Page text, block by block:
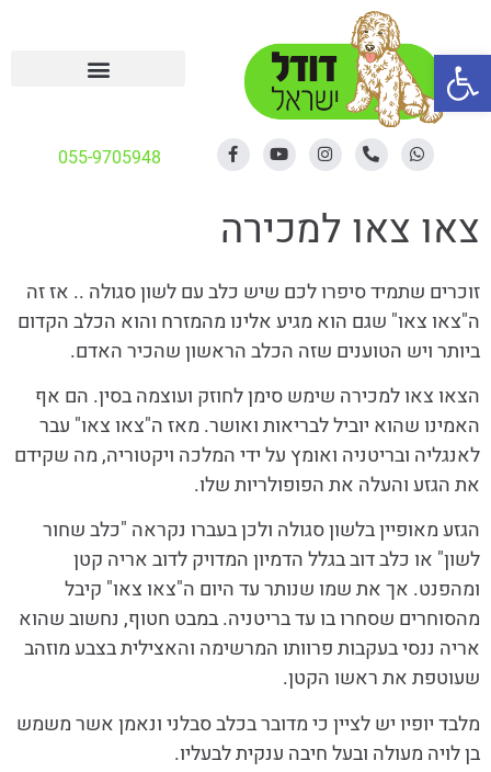
055-9705948
צאו צאו למכירה
זוכרים שתמיד סיפרו לכם שיש כלב עם לשון סגולה .. אז זה
ה"צאו צאו" שגם הוא מגיע אלינו מהמזרח והוא הכלב הקדום
ביותר ויש הטוענים שזה הכלב הראשון שהכיר האדם.
הצאו צאו למכירה שימש סימן לחוזק ועוצמה בסין. הם אף
האמינו שהוא יוביל לבריאות ואושר. מאז ה"צאו צאו" עבר
לאנגליה ובריטניה ואומץ על ידי המלכה ויקטוריה, מה שקידם
את הגזע והעלה את הפופולריות שלו.
הגזע מאופיין בלשון סגולה ולכן בעברו נקראה "כלב שחור
לשון" או כלב דוב בגלל הדמיון המדויק לדוב אריה קטן
ומהפנט. אך את שמו שנותר עד היום ה"צאו צאו" קיבל
מהסוחרים שסחרו בו עד בריטניה. במבט חטוף, נחשוב שהוא
אריה ננסי בעקבות פרוותו המרשימה והאצילית בצבע מוזהב
שעוטפת את ראשו הקטן.
מלבד יופיו יש לציין כי מדובר בכלב סבלני ונאמן אשר משמש
בן לויה מעולה ובעל חיבה ענקית לבעליו.
פתח סרגל נגישות